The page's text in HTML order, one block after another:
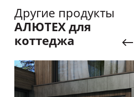
Другие продукты
АЛЮТЕХ для
коттеджа